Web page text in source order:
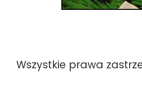
Wszystkie prawa